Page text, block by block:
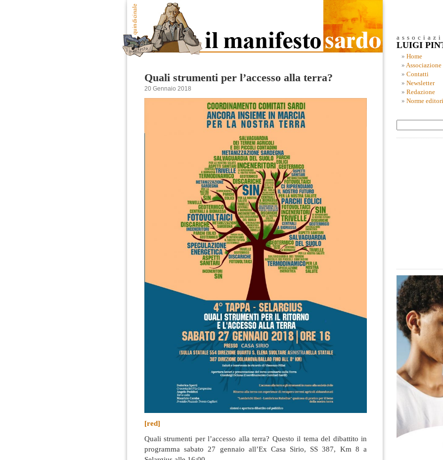
Quali strumenti per l’accesso alla terra?
20 Gennaio 2018
[red]
Quali strumenti per l’accesso alla terra? Questo il tema del dibattito in
programma sabato 27 gennaio all’Ex Casa Sirio, SS 387, Km 8 a
LUIGI
Home
Associazione
Contatti
Newsletter
Redazione
Norme